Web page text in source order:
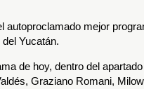
autoproclamado mejor
Yucatán.
de hoy, dentro del
Graziano Romani,